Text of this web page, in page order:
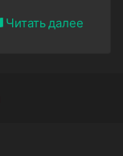
Читать далее